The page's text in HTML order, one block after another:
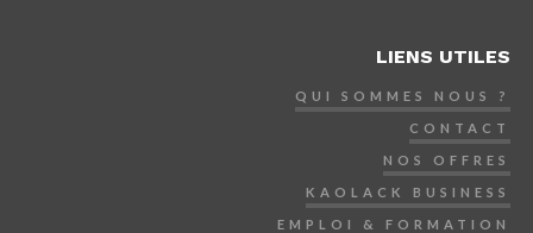
LIENS UTILES
QUI SOMMES NOUS ?
CONTACT
NOS OFFRES
KAOLACK BUSINESS
EMPLOI & FORMATION